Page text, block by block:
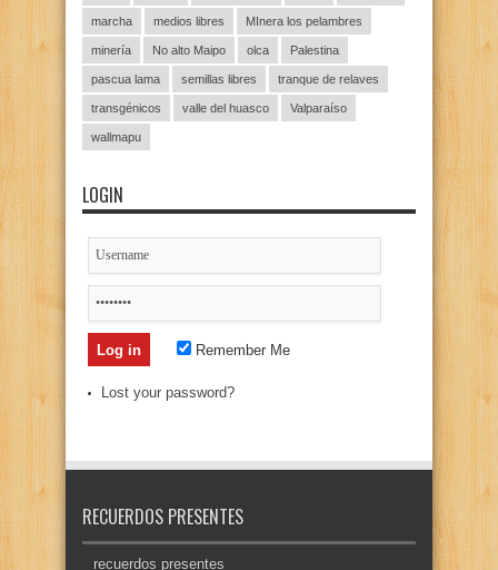
marcha medios libres MInera los pelambres
minería No alto Maipo olca Palestina
pascua lama semillas libres tranque de relaves
transgénicos valle del huasco Valparaíso
wallmapu
LOGIN
Remember Me
Lost your password?
RECUERDOS PRESENTES
recuerdos presentes